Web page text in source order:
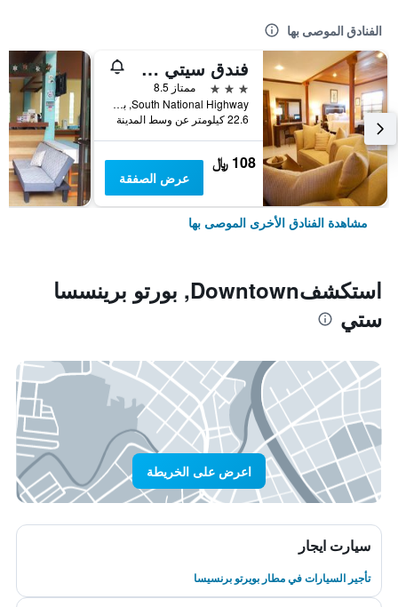
الفنادق الموصى بها
فندق سيتي ستييت أستورياس بالاوان
3 نجوم
ممتاز 8.5
South National Highway, بورتو برينسسا ستي, الفلبين
22.6 كيلومتر عن وسط المدينة
108 ﷼
عرض الصفقة
مشاهدة الفنادق الأخرى الموصى بها
استكشفDowntown, بورتو برينسسا
ستي
اعرض على الخريطة
سيارت ايجار
تأجير السيارات في مطار بويرتو برنسيسا